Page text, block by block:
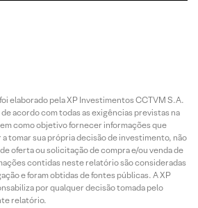
elaborado pela XP Investimentos CCTVM S.A.
acordo com todas as exigências previstas na
como objetivo fornecer informações que
tomar sua própria decisão de investimento, não
oferta ou solicitação de compra e/ou venda de
contidas neste relatório são consideradas
e foram obtidas de fontes públicas. A XP
por qualquer decisão tomada pelo
relatório.